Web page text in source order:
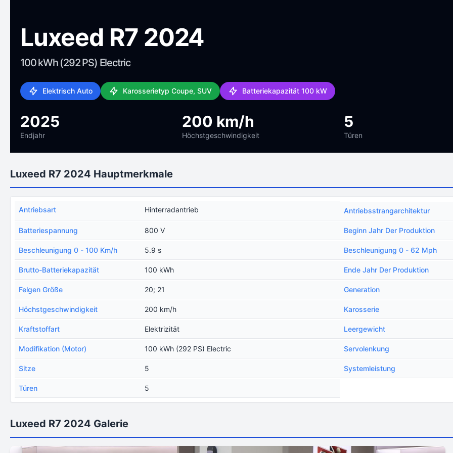
Luxeed R7 2024
100 kWh (292 PS) Electric
Elektrisch Auto Karosserietyp Coupe, SUV Batteriekapazität 100 kW
2025
Endjahr
200 km/h
Höchstgeschwindigkeit
5
Türen
Luxeed R7 2024 Hauptmerkmale
Antriebsart Hinterradantrieb Antriebsstrangarchitektur
Batteriespannung 800 V Beginn Jahr Der Produktion
Beschleunigung 0 - 100 Km/h 5.9 s Beschleunigung 0 - 62 Mph
Brutto-Batteriekapazität 100 kWh Ende Jahr Der Produktion
Felgen Größe 20; 21 Generation
Höchstgeschwindigkeit 200 km/h Karosserie
Kraftstoffart Elektrizität Leergewicht
Modifikation (Motor) 100 kWh (292 PS) Electric Servolenkung
Sitze 5 Systemleistung
Türen 5
Luxeed R7 2024 Galerie